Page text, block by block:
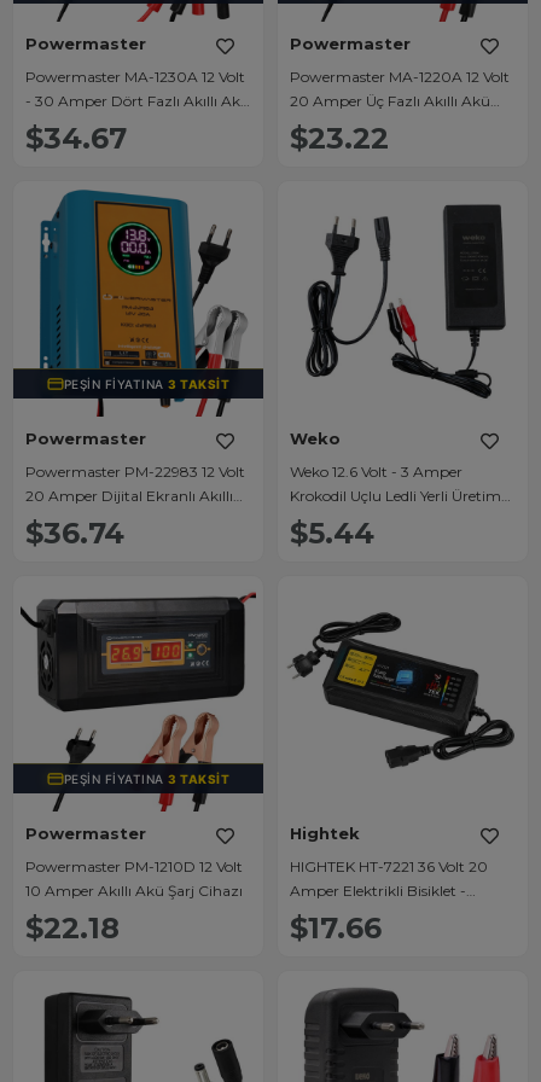
Powermaster
Powermaster MA-1230A 12 Volt
- 30 Amper Dört Fazlı Akıllı Akü
Şarj Cihazı
$34.67
Powermaster
Powermaster MA-1220A 12 Volt
20 Amper Üç Fazlı Akıllı Akü
Şarj Cihazı
$23.22
PEŞIN FIYATINA3 TAKSIT
Powermaster
Powermaster PM-22983 12 Volt
20 Amper Dijital Ekranlı Akıllı
Akü Şarj Cihazı
$36.74
Weko
Weko 12.6 Volt - 3 Amper
Krokodil Uçlu Ledli Yerli Üretim
Masaüstü Şarj Adaptörü
$5.44
PEŞIN FIYATINA3 TAKSIT
Powermaster
Powermaster PM-1210D 12 Volt
10 Amper Akıllı Akü Şarj Cihazı
$22.18
Hightek
HIGHTEK HT-7221 36 Volt 20
Amper Elektrikli Bisiklet -
Motosiklet Şarj Adaptörü
$17.66